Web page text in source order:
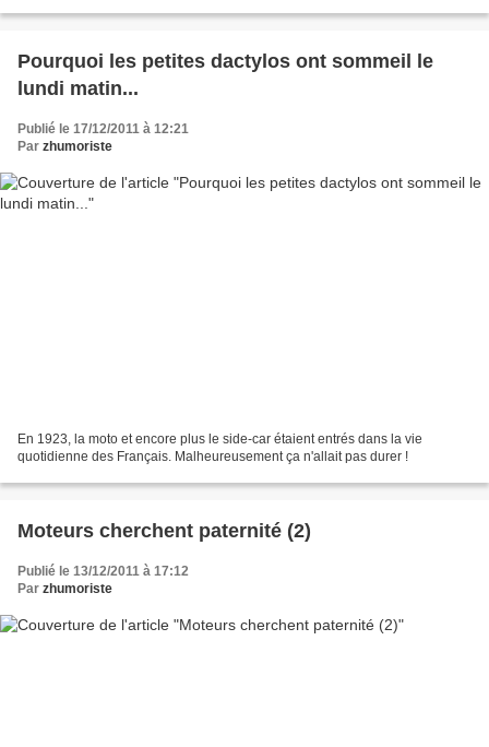
Pourquoi les petites dactylos ont sommeil le
lundi matin...
Publié le 17/12/2011 à 12:21
Par zhumoriste
En 1923, la moto et encore plus le side-car étaient entrés dans la vie
quotidienne des Français. Malheureusement ça n'allait pas durer !
Moteurs cherchent paternité (2)
Publié le 13/12/2011 à 17:12
Par zhumoriste